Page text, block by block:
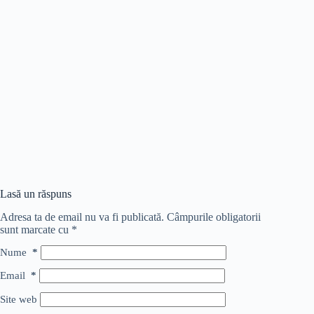
Lasă un răspuns
Adresa ta de email nu va fi publicată. Câmpurile obligatorii
sunt marcate cu *
Nume *
Email *
Site web